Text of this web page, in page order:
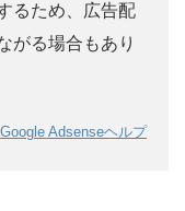
るため、広告配
がる場合もあり
Google Adsenseヘルプ